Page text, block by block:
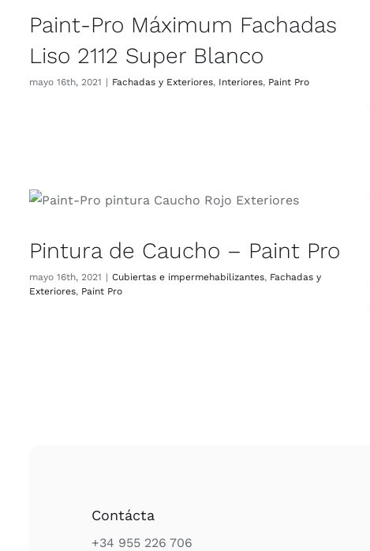
Paint-Pro Máximum Fachadas
Liso 2112 Super Blanco
mayo 16th, 2021 | Fachadas y Exteriores, Interiores, Paint Pro
Pintura de Caucho – Paint Pro
mayo 16th, 2021 | Cubiertas e impermehabilizantes, Fachadas y
Exteriores, Paint Pro
Contácta
+34 955 226 706